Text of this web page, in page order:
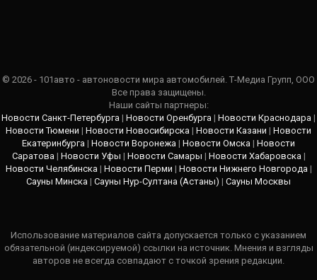
© 2026 - 101авто - автоновости мира автомобилей. Т-Медиа Групп, ООО
Все права защищены.
Наши сайты партнеры:
Новости Санкт-Петербурга | Новости Оренбурга | Новости Краснодара |
Новости Тюмени | Новости Новосибирска | Новости Казани | Новости
Екатеринбурга | Новости Воронежа | Новости Омска | Новости
Саратова | Новости Уфы | Новости Самары | Новости Хабаровска |
Новости Челябинска | Новости Перми | Новости Нижнего Новгорода |
Сауны Минска | Сауны Нур-Султана (Астаны) | Сауны Москвы
Использование материалов сайта допускается только с указанием
обязательной (индексируемой) ссылки на источник. Мнения и взгляды
авторов не всегда совпадают с точкой зрения редакции.